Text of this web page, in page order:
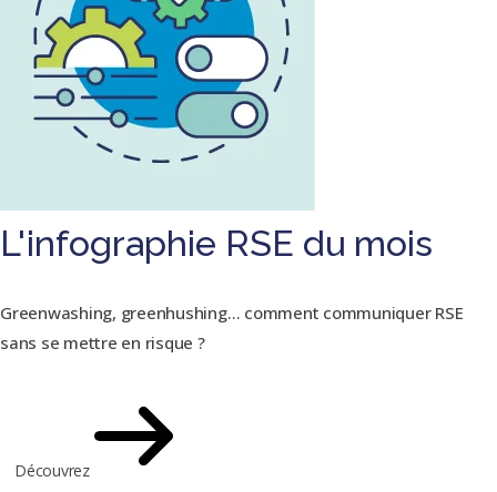
L'infographie RSE du mois
Greenwashing, greenhushing… comment communiquer RSE
sans se mettre en risque ?
Découvrez